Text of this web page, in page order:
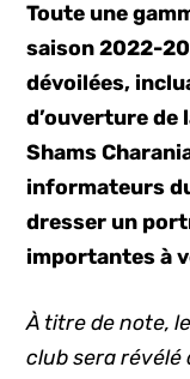
Toute une
saison 2022-
dévoilées,
d’ouverture de
Shams
informateurs
dresser un
importantes à
À titre de note,
club sera révélé